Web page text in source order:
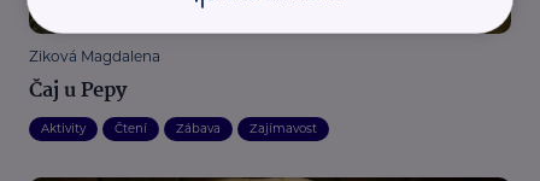
Ziková Magdalena
Čaj u Pepy
Aktivity Čtení Zábava Zajímavost